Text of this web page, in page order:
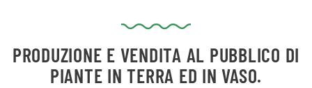
PRODUZIONE E VENDITA AL PUBBLICO DI
PIANTE IN TERRA ED IN VASO.